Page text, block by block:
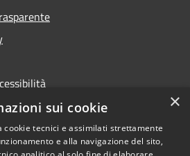
Copyright © 2026 • Comune di
×
sui cookie
cookie tecnici e assimilati strettamente
e alla navigazione del sito,